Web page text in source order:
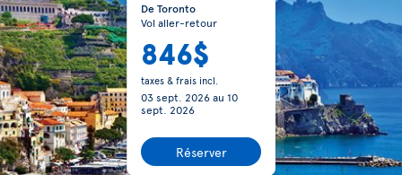
De Toronto
Vol aller-retour
846$
taxes & frais incl.
03 sept. 2026au 10
sept. 2026
Réserver